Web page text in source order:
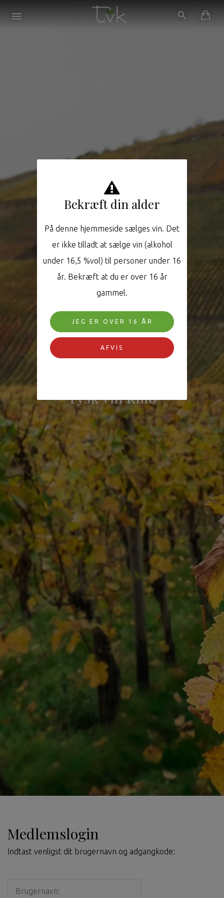
Bekræft din alder
På denne hjemmeside sælges vin. Det
er ikke tilladt at sælge vin (alkohol
under 16,5 %vol) til personer under 16
år. Bekræft at du er over 16 år
gammel.
JEG ER OVER 16 ÅR
AFVIS
Tysk Vin Klub
Medlemslogin
Indtast venligst dit brugernavn og adgangkode: